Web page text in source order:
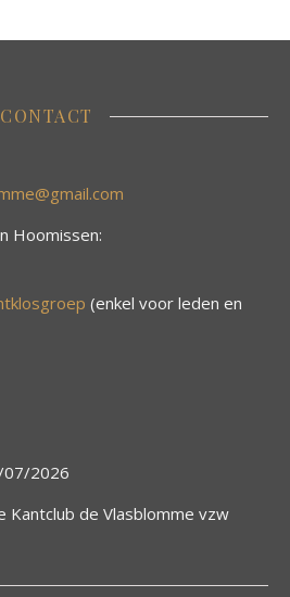
CONTACT
Hoomissen:
(enkel voor leden en
07/2026
Kantclub de Vlasblomme vzw